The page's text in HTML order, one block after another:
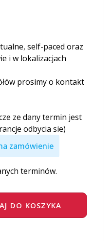
self-paced oraz
i w lokalizacjach
prosimy o kontakt
ze dany termin jest
odbycia sie)
zamówienie
terminów.
DO KOSZYKA